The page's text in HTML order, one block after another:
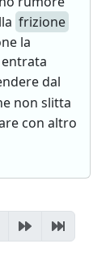
frizione
la
dal
non slitta
con altro